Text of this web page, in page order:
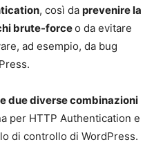
, così da prevenire la
brute-forceo da evitare
ad esempio, da bug
due diverse combinazioni
per HTTP Authentication e
di controllo di WordPress.